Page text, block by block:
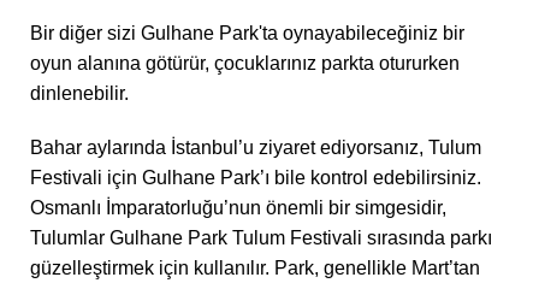
Bir diğer sizi Gulhane Park'ta oynayabileceğiniz bir
oyun alanına götürür, çocuklarınız parkta otururken
dinlenebilir.
Bahar aylarında İstanbul’u ziyaret ediyorsanız, Tulum
Festivali için Gulhane Park’ı bile kontrol edebilirsiniz.
Osmanlı İmparatorluğu’nun önemli bir simgesidir,
Tulumlar Gulhane Park Tulum Festivali sırasında parkı
güzelleştirmek için kullanılır. Park, genellikle Mart’tan